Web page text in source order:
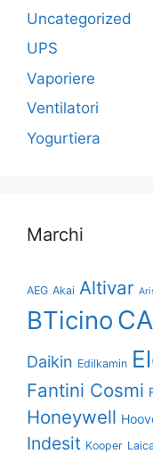
Uncategorized
UPS
Vaporiere
Ventilatori
Yogurtiera
Marchi
AEG Akai Altivar
BTicino
Daikin Edilkamin
Fantini Cosmi
Honeywell
Indesit Kooper Laica